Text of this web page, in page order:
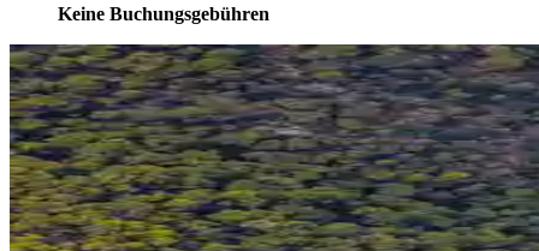
Keine Buchungsgebühren